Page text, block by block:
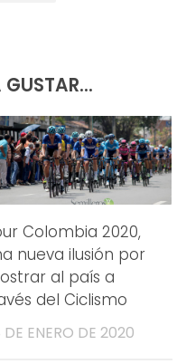
Colombia 2020,
nueva ilusión por
al país a
del Ciclismo
DE ENERO DE 2020